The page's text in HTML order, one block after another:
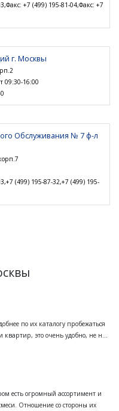
+7 (499) 195-81-04,Факс: +7
г. Москвы
09:30-16:00
Обслуживания № 7 ф-л
(499) 195-87-32,+7 (499) 195-
по их каталогу пробежаться
это очень удобно, не н...
есть огромный ассортимент и
Отношение со стороны их